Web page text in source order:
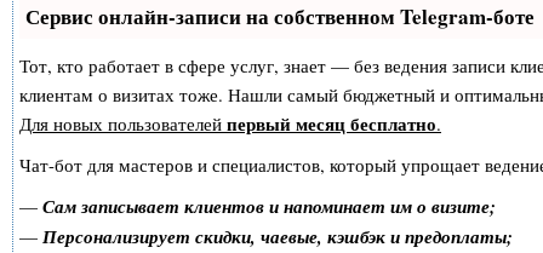
Сервис онлайн-записи на собственном Telegram-боте
Тот, кто работает в сфере услуг, знает — без ведения записи
клиентам о визитах тоже. Нашли самый бюджетный и
Для новых пользователей первый месяц бесплатно.
Чат-бот для мастеров и специалистов, который упрощает
— Сам записывает клиентов и напоминает им о визите;
— Персонализирует скидки, чаевые, кэшбэк и предоплаты;